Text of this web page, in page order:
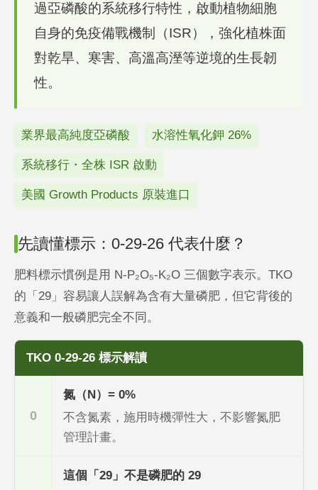
過亞磷酸的系統移行特性，啟動植物細胞
自身的免疫備戰機制（ISR），強化植株面
對乾旱、寒害、高溫高溼等逆境的生長韌
性。
業界最高純度亞磷酸 水溶性氧化鉀 26%
系統移行・全株 ISR 啟動
美國 Growth Products 原裝進口
先讀懂標示：0-29-26 代表什麼？
肥料標示慣例是用 N-P₂O₅-K₂O 三個數字表示。TKO
的「29」容易讓人誤解為含有大量磷肥，但它背後的
意義和一般磷肥完全不同。
TKO 0-29-26 標示解讀
0
氮（N）= 0%
不含氮素，施用時機彈性大，不影響氮肥
管理計畫。
這個「29」不是磷肥的 29